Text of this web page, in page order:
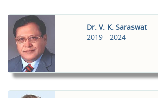
Dr. V. K. Saraswat
2019 - 2024